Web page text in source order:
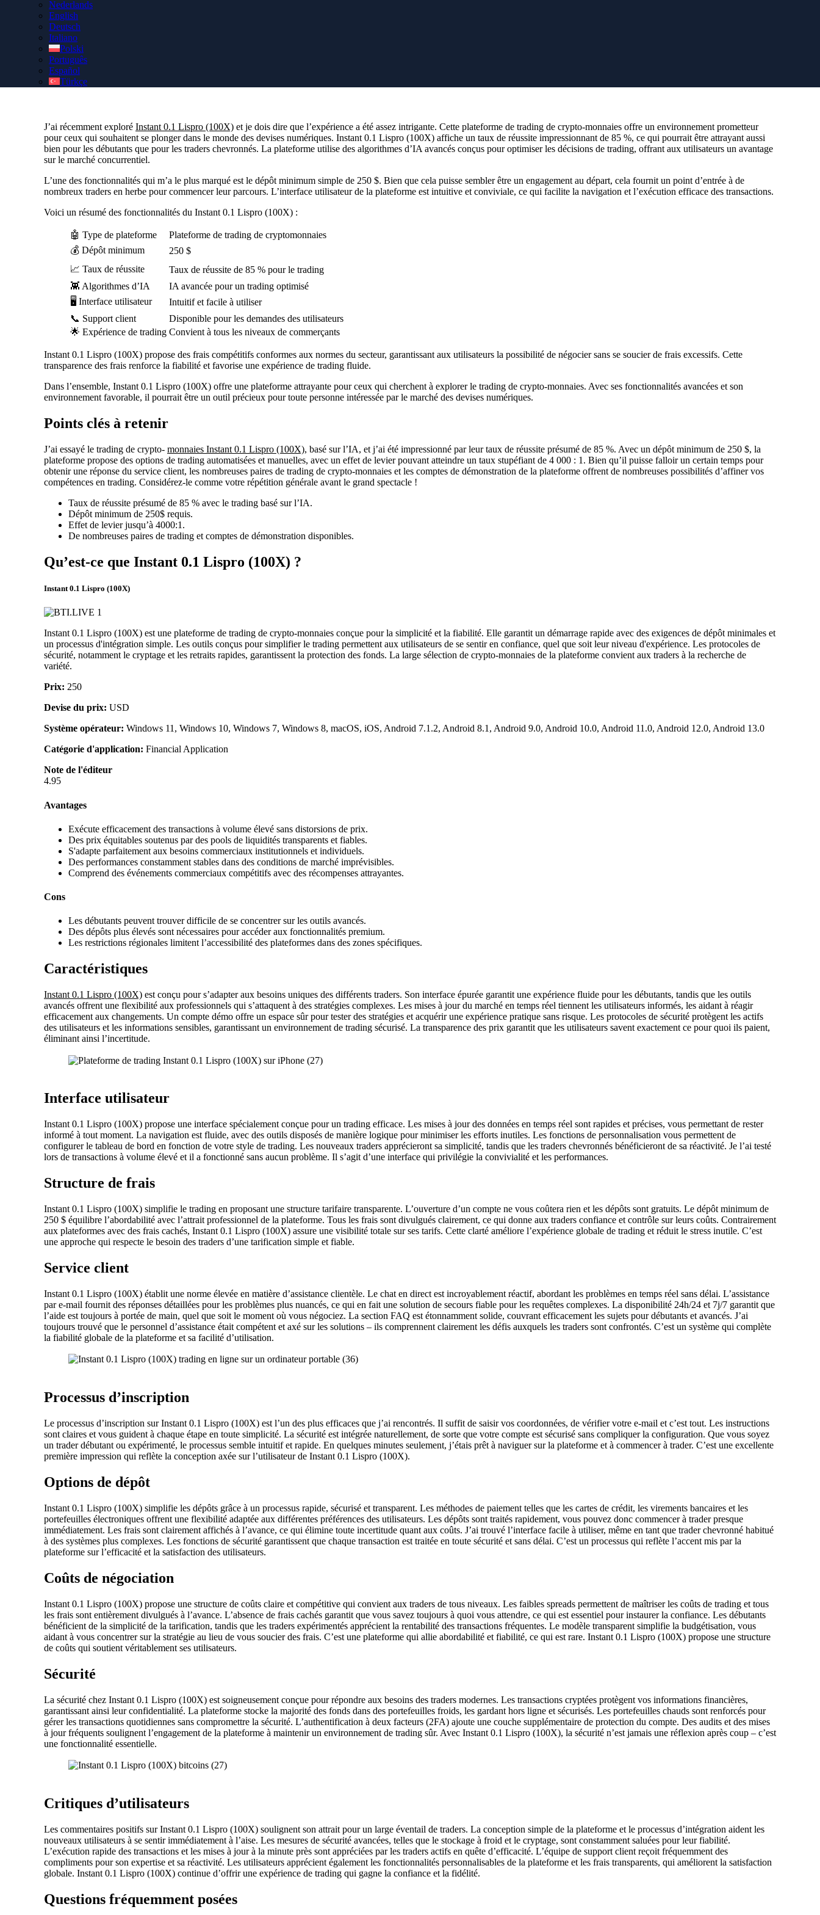
Nederlands
English
Deutsch
Italiano
Polski
Português
Español
Türkçe
Sécurisez votre compte Instant 0.1 Lispro (100X) authentique via
gestionnaire de compte personnel gratuit pour une assistance de configuration transparente.
J’ai récemment exploré Instant 0.1 Lispro (100X) et je dois dire que l’expérience a été assez intrigante. Cette plateforme de trading de crypto-monnaies offre un environnement prometteur
pour ceux qui souhaitent se plonger dans le monde des devises numériques. Instant 0.1 Lispro (100X) affiche un taux de réussite impressionnant de 85 %, ce qui pourrait être attrayant aussi
bien pour les débutants que pour les traders chevronnés. La plateforme utilise des algorithmes d’IA avancés conçus pour optimiser les décisions de trading, offrant aux utilisateurs un avantage
sur le marché concurrentiel.
L’une des fonctionnalités qui m’a le plus marqué est le dépôt minimum simple de 250 $. Bien que cela puisse sembler être un engagement au départ, cela fournit un point d’entrée à de
nombreux traders en herbe pour commencer leur parcours. L’interface utilisateur de la plateforme est intuitive et conviviale, ce qui facilite la navigation et l’exécution efficace des transactions.
Voici un résumé des fonctionnalités du Instant 0.1 Lispro (100X) :
🤖 Type de plateforme
Plateforme de trading de cryptomonnaies
💰 Dépôt minimum
250 $
📈 Taux de réussite
Taux de réussite de 85 % pour le trading
👾 Algorithmes d’IA
IA avancée pour un trading optimisé
🖥️ Interface utilisateur
Intuitif et facile à utiliser
📞 Support client
Disponible pour les demandes des utilisateurs
🌟 Expérience de trading Convient à tous les niveaux de commerçants
Instant 0.1 Lispro (100X) propose des frais compétitifs conformes aux normes du secteur, garantissant aux utilisateurs la possibilité de négocier sans se soucier de frais excessifs. Cette
transparence des frais renforce la fiabilité et favorise une expérience de trading fluide.
Dans l’ensemble, Instant 0.1 Lispro (100X) offre une plateforme attrayante pour ceux qui cherchent à explorer le trading de crypto-monnaies. Avec ses fonctionnalités avancées et son
environnement favorable, il pourrait être un outil précieux pour toute personne intéressée par le marché des devises numériques.
Points clés à retenir
J’ai essayé le trading de crypto- monnaies Instant 0.1 Lispro (100X), basé sur l’IA, et j’ai été impressionné par leur taux de réussite présumé de 85 %. Avec un dépôt minimum de 250 $, la
plateforme propose des options de trading automatisées et manuelles, avec un effet de levier pouvant atteindre un taux stupéfiant de 4 000 : 1. Bien qu’il puisse falloir un certain temps pour
obtenir une réponse du service client, les nombreuses paires de trading de crypto-monnaies et les comptes de démonstration de la plateforme offrent de nombreuses possibilités d’affiner vos
compétences en trading. Considérez-le comme votre répétition générale avant le grand spectacle !
Taux de réussite présumé de 85 % avec le trading basé sur l’IA.
Dépôt minimum de 250$ requis.
Effet de levier jusqu’à 4000:1.
De nombreuses paires de trading et comptes de démonstration disponibles.
Qu’est-ce que Instant 0.1 Lispro (100X) ?
Instant 0.1 Lispro (100X)
Instant 0.1 Lispro (100X) est une plateforme de trading de crypto-monnaies conçue pour la simplicité et la fiabilité. Elle garantit un démarrage rapide avec des exigences de dépôt minimales et
un processus d'intégration simple. Les outils conçus pour simplifier le trading permettent aux utilisateurs de se sentir en confiance, quel que soit leur niveau d'expérience. Les protocoles de
sécurité, notamment le cryptage et les retraits rapides, garantissent la protection des fonds. La large sélection de crypto-monnaies de la plateforme convient aux traders à la recherche de
variété.
Prix: 250
Devise du prix: USD
Système opérateur: Windows 11, Windows 10, Windows 7, Windows 8, macOS, iOS, Android 7.1.2, Android 8.1, Android 9.0, Android 10.0, Android 11.0, Android 12.0, Android 13.0
Catégorie d'application: Financial Application
Note de l'éditeur
4.95
Avantages
Exécute efficacement des transactions à volume élevé sans distorsions de prix.
Des prix équitables soutenus par des pools de liquidités transparents et fiables.
S'adapte parfaitement aux besoins commerciaux institutionnels et individuels.
Des performances constamment stables dans des conditions de marché imprévisibles.
Comprend des événements commerciaux compétitifs avec des récompenses attrayantes.
Cons
Les débutants peuvent trouver difficile de se concentrer sur les outils avancés.
Des dépôts plus élevés sont nécessaires pour accéder aux fonctionnalités premium.
Les restrictions régionales limitent l’accessibilité des plateformes dans des zones spécifiques.
Caractéristiques
Instant 0.1 Lispro (100X) est conçu pour s’adapter aux besoins uniques des différents traders. Son interface épurée garantit une expérience fluide pour les débutants, tandis que les outils
avancés offrent une flexibilité aux professionnels qui s’attaquent à des stratégies complexes. Les mises à jour du marché en temps réel tiennent les utilisateurs informés, les aidant à réagir
efficacement aux changements. Un compte démo offre un espace sûr pour tester des stratégies et acquérir une expérience pratique sans risque. Les protocoles de sécurité protègent les actifs
des utilisateurs et les informations sensibles, garantissant un environnement de trading sécurisé. La transparence des prix garantit que les utilisateurs savent exactement ce pour quoi ils paient,
éliminant ainsi l’incertitude.
Interface utilisateur
Instant 0.1 Lispro (100X) propose une interface spécialement conçue pour un trading efficace. Les mises à jour des données en temps réel sont rapides et précises, vous permettant de rester
informé à tout moment. La navigation est fluide, avec des outils disposés de manière logique pour minimiser les efforts inutiles. Les fonctions de personnalisation vous permettent de
configurer le tableau de bord en fonction de votre style de trading. Les nouveaux traders apprécieront sa simplicité, tandis que les traders chevronnés bénéficieront de sa réactivité. Je l’ai testé
lors de transactions à volume élevé et il a fonctionné sans aucun problème. Il s’agit d’une interface qui privilégie la convivialité et les performances.
Structure de frais
Instant 0.1 Lispro (100X) simplifie le trading en proposant une structure tarifaire transparente. L’ouverture d’un compte ne vous coûtera rien et les dépôts sont gratuits. Le dépôt minimum de
250 $ équilibre l’abordabilité avec l’attrait professionnel de la plateforme. Tous les frais sont divulgués clairement, ce qui donne aux traders confiance et contrôle sur leurs coûts. Contrairement
aux plateformes avec des frais cachés, Instant 0.1 Lispro (100X) assure une visibilité totale sur ses tarifs. Cette clarté améliore l’expérience globale de trading et réduit le stress inutile. C’est
une approche qui respecte le besoin des traders d’une tarification simple et fiable.
Service client
Instant 0.1 Lispro (100X) établit une norme élevée en matière d’assistance clientèle. Le chat en direct est incroyablement réactif, abordant les problèmes en temps réel sans délai. L’assistance
par e-mail fournit des réponses détaillées pour les problèmes plus nuancés, ce qui en fait une solution de secours fiable pour les requêtes complexes. La disponibilité 24h/24 et 7j/7 garantit que
l’aide est toujours à portée de main, quel que soit le moment où vous négociez. La section FAQ est étonnamment solide, couvrant efficacement les sujets pour débutants et avancés. J’ai
toujours trouvé que le personnel d’assistance était compétent et axé sur les solutions – ils comprennent clairement les défis auxquels les traders sont confrontés. C’est un système qui complète
la fiabilité globale de la plateforme et sa facilité d’utilisation.
Processus d’inscription
Le processus d’inscription sur Instant 0.1 Lispro (100X) est l’un des plus efficaces que j’ai rencontrés. Il suffit de saisir vos coordonnées, de vérifier votre e-mail et c’est tout. Les instructions
sont claires et vous guident à chaque étape en toute simplicité. La sécurité est intégrée naturellement, de sorte que votre compte est sécurisé sans compliquer la configuration. Que vous soyez
un trader débutant ou expérimenté, le processus semble intuitif et rapide. En quelques minutes seulement, j’étais prêt à naviguer sur la plateforme et à commencer à trader. C’est une excellente
première impression qui reflète la conception axée sur l’utilisateur de Instant 0.1 Lispro (100X).
Options de dépôt
Instant 0.1 Lispro (100X) simplifie les dépôts grâce à un processus rapide, sécurisé et transparent. Les méthodes de paiement telles que les cartes de crédit, les virements bancaires et les
portefeuilles électroniques offrent une flexibilité adaptée aux différentes préférences des utilisateurs. Les dépôts sont traités rapidement, vous pouvez donc commencer à trader presque
immédiatement. Les frais sont clairement affichés à l’avance, ce qui élimine toute incertitude quant aux coûts. J’ai trouvé l’interface facile à utiliser, même en tant que trader chevronné habitué
à des systèmes plus complexes. Les fonctions de sécurité garantissent que chaque transaction est traitée en toute sécurité et sans délai. C’est un processus qui reflète l’accent mis par la
plateforme sur l’efficacité et la satisfaction des utilisateurs.
Coûts de négociation
Instant 0.1 Lispro (100X) propose une structure de coûts claire et compétitive qui convient aux traders de tous niveaux. Les faibles spreads permettent de maîtriser les coûts de trading et tous
les frais sont entièrement divulgués à l’avance. L’absence de frais cachés garantit que vous savez toujours à quoi vous attendre, ce qui est essentiel pour instaurer la confiance. Les débutants
bénéficient de la simplicité de la tarification, tandis que les traders expérimentés apprécient la rentabilité des transactions fréquentes. Le modèle transparent simplifie la budgétisation, vous
aidant à vous concentrer sur la stratégie au lieu de vous soucier des frais. C’est une plateforme qui allie abordabilité et fiabilité, ce qui est rare. Instant 0.1 Lispro (100X) propose une structure
de coûts qui soutient véritablement ses utilisateurs.
Sécurité
La sécurité chez Instant 0.1 Lispro (100X) est soigneusement conçue pour répondre aux besoins des traders modernes. Les transactions cryptées protègent vos informations financières,
garantissant ainsi leur confidentialité. La plateforme stocke la majorité des fonds dans des portefeuilles froids, les gardant hors ligne et sécurisés. Les portefeuilles chauds sont renforcés pour
gérer les transactions quotidiennes sans compromettre la sécurité. L’authentification à deux facteurs (2FA) ajoute une couche supplémentaire de protection du compte. Des audits et des mises
à jour fréquents soulignent l’engagement de la plateforme à maintenir un environnement de trading sûr. Avec Instant 0.1 Lispro (100X), la sécurité n’est jamais une réflexion après coup – c’est
une fonctionnalité essentielle.
Critiques d’utilisateurs
Les commentaires positifs sur Instant 0.1 Lispro (100X) soulignent son attrait pour un large éventail de traders. La conception simple de la plateforme et le processus d’intégration aident les
nouveaux utilisateurs à se sentir immédiatement à l’aise. Les mesures de sécurité avancées, telles que le stockage à froid et le cryptage, sont constamment saluées pour leur fiabilité.
L’exécution rapide des transactions et les mises à jour à la minute près sont appréciées par les traders actifs en quête d’efficacité. L’équipe de support client reçoit fréquemment des
compliments pour son expertise et sa réactivité. Les utilisateurs apprécient également les fonctionnalités personnalisables de la plateforme et les frais transparents, qui améliorent la satisfaction
globale. Instant 0.1 Lispro (100X) continue d’offrir une expérience de trading qui gagne la confiance et la fidélité.
Questions fréquemment posées